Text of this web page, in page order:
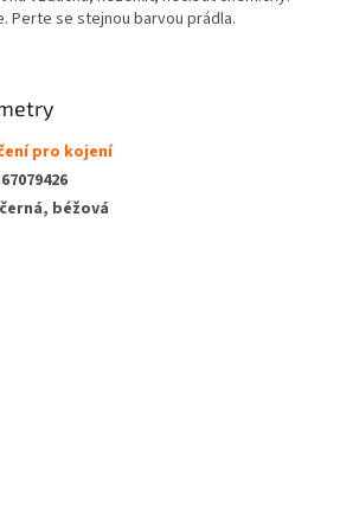
Perte se stejnou barvou prádla.
pro kojení
béžová